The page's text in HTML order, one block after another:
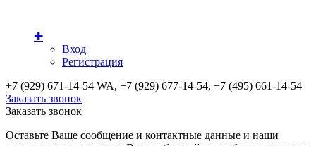
✚
Вход
Регистрация
+7 (929) 671-14-54 WA, +7 (929) 677-14-54, +7 (495) 661-14-54
Заказать звонок
Заказать звонок
Оставьте Ваше сообщение и контактные данные и наши